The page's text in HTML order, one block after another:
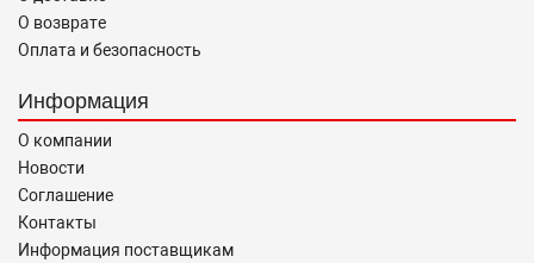
О возврате
Оплата и безопасность
Информация
О компании
Новости
Соглашение
Контакты
Информация поставщикам